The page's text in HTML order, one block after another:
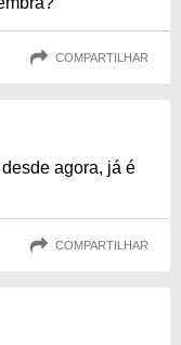
COMPARTILHAR
agora, já é
COMPARTILHAR